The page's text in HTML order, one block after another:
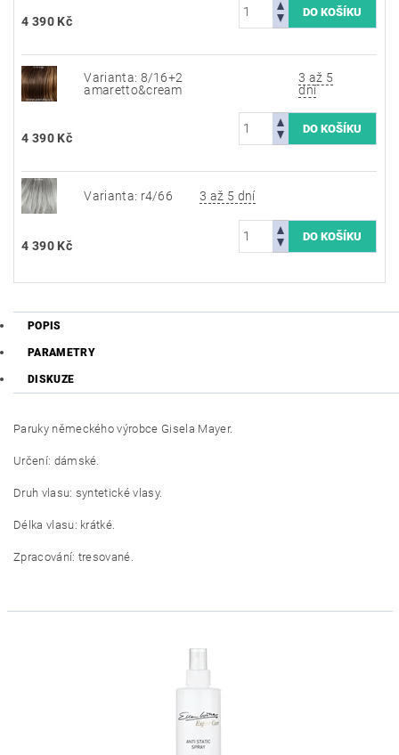
4 390 Kč
Varianta: 8/16+2
amaretto&cream
3 až 5
dní
4 390 Kč
Varianta: r4/66 3 až 5 dní
4 390 Kč
POPIS
PARAMETRY
DISKUZE
Paruky německého výrobce Gisela Mayer.
Určení: dámské.
Druh vlasu: syntetické vlasy.
Délka vlasu: krátké.
Zpracování: tresované.